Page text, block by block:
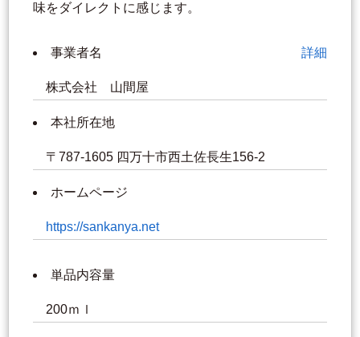
味をダイレクトに感じます。
事業者名 詳細
株式会社 山間屋
本社所在地
〒787-1605 四万十市西土佐長生156-2
ホームページ
https://sankanya.net
単品内容量
200ｍｌ